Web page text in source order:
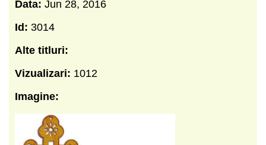
Data: Jun 28, 2016
Id: 3014
Alte titluri:
Vizualizari: 1012
Imagine: